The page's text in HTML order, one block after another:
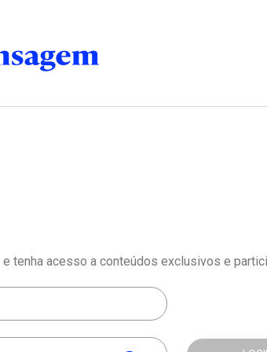
e tenha acesso a conteúdos exclusivos e